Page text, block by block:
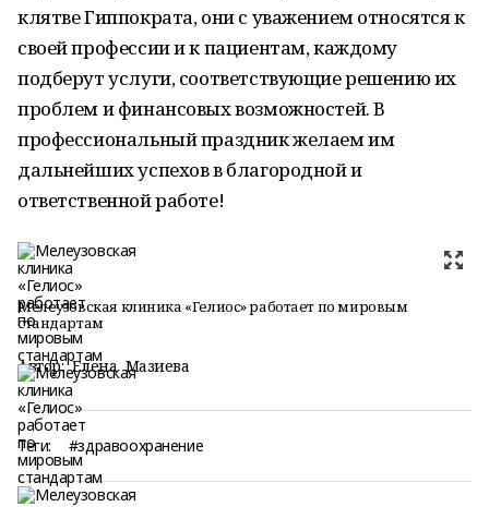
клятве Гиппократа, они с уважением относятся к
своей профессии и к пациентам, каждому
подберут услуги, соответствующие решению их
проблем и финансовых возможностей. В
профессиональный праздник желаем им
дальнейших успехов в благородной и
ответственной работе!
Мелеузовская клиника «Гелиос» работает по мировым
стандартам
Автор: Елена Мазиева
Теги: #здравоохранение